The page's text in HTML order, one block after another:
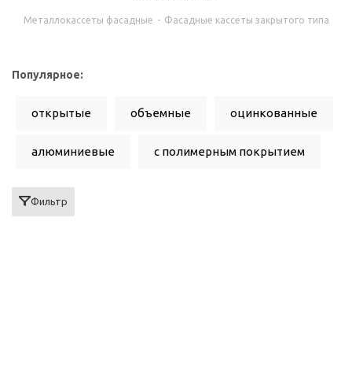
Металлокассеты фасадные - Фасадные кассеты закрытого типа
Популярное:
открытые объемные оцинкованные
алюминиевые с полимерным покрытием
с порошковым покрытием
Фильтр